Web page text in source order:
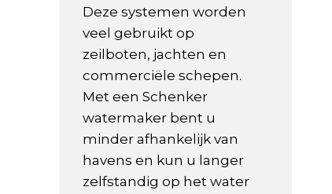
Deze systemen worden
veel gebruikt op
zeilboten, jachten en
commerciële schepen.
Met een Schenker
watermaker bent u
minder afhankelijk van
havens en kun u langer
zelfstandig op het water